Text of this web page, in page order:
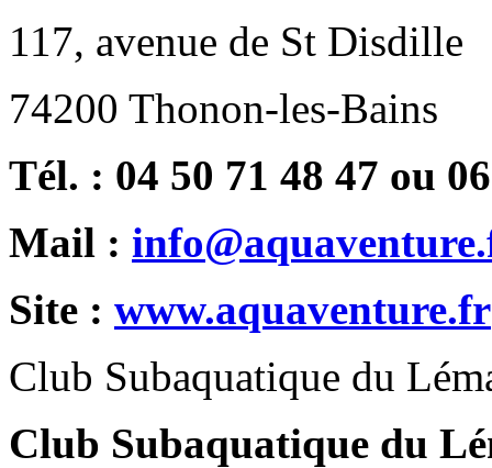
117, avenue de St Disdille
74200 Thonon-les-Bains
Tél. : 04 50 71 48 47 ou
Mail :
Site : www.aquaventure.fr
Club Subaquatique du
Club Subaquatique du